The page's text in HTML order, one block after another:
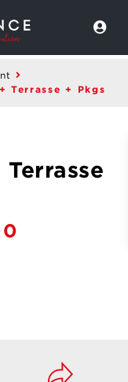
Terrasse + Pkgs